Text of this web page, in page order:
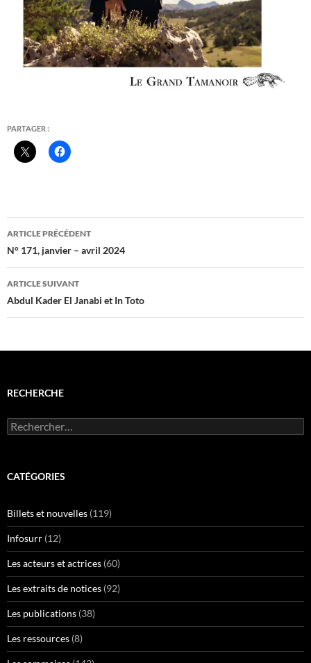
PARTAGER :
Navigation
des
articles
ARTICLE PRÉCÉDENT
N° 171, janvier – avril 2024
ARTICLE SUIVANT
Abdul Kader El Janabi et In Toto
RECHERCHE
Rechercher :
CATÉGORIES
Billets et nouvelles (119)
Infosurr (12)
Les acteurs et actrices (60)
Les extraits de notices (92)
Les publications (38)
Les ressources (8)